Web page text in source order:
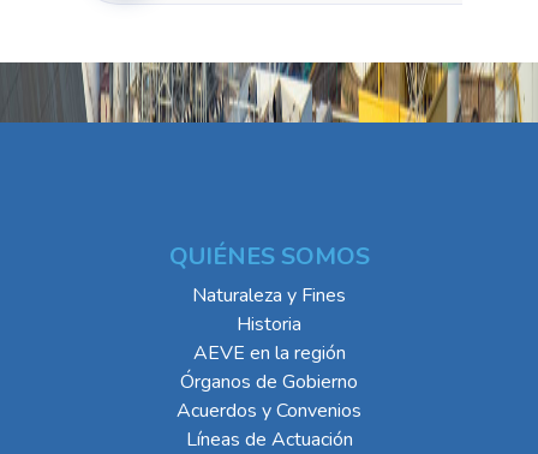
QUIÉNES SOMOS
Naturaleza y Fines
Historia
AEVE en la región
Órganos de Gobierno
Acuerdos y Convenios
Líneas de Actuación